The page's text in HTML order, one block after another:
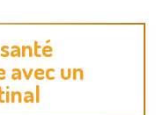
avec un